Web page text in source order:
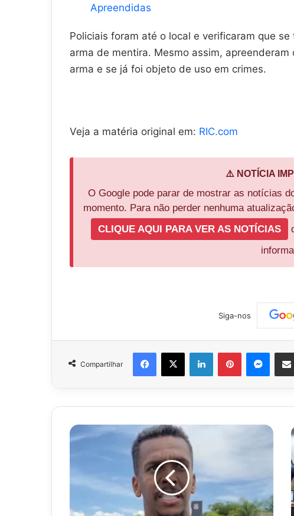
Apreendidas
Policiais foram até o local e verificaram que
arma de mentira. Mesmo assim,
arma e se já foi objeto de uso em crimes.
Veja a matéria original em: RIC.com
⚠️ NOTÍCIA
O Google pode parar de mostrar as notícias
momento. Para não perder nenhuma
CLIQUE AQUI PARA VER AS NOTÍCIAS
Siga-nos
Compartilhar
Facebook
X LinkedinPinterest
Jogador
Jô
polêmicas